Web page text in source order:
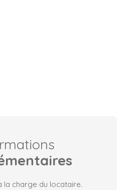
la charge du locataire.